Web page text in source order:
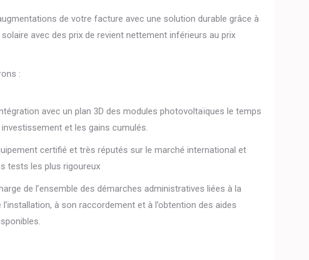
de votre facture avec une solution durable grâce à
avec des prix de revient nettement inférieurs au prix
:
avec un plan 3D des modules photovoltaïques le temps
et les gains cumulés.
certifié et très réputés sur le marché international et
tests les plus rigoureux
de l’ensemble des démarches administratives liées à la
à son raccordement et à l’obtention des aides